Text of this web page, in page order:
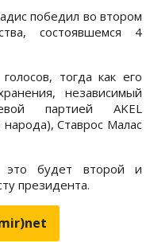
победил во втором
состоявшемся 4
тогда как его
независимый
партией AKEL
народа), Ставрос Малас
это будет второй и
президента.